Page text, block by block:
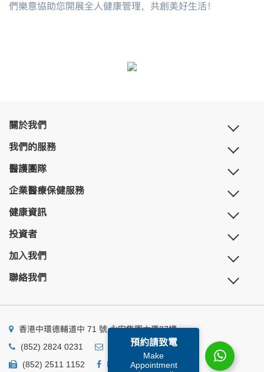
預約請致電
Make
Appointment
們樂意協助您開展全人健康管理，共創美好生活！
關於我們
我們的服務
醫護團隊
企業醫療保健服務
健康資訊
投資者
加入我們
聯絡我們
香港中環德輔道中 71 號 永安集團大廈27樓
(852) 2824 0231
business@ump.com.hk
(852) 2511 1152
Facebook Linkedin